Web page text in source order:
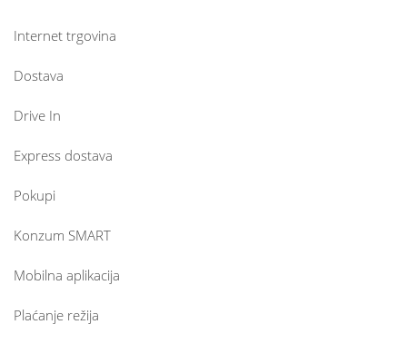
Internet trgovina
Dostava
Drive In
Express dostava
Pokupi
Konzum SMART
Mobilna aplikacija
Plaćanje režija